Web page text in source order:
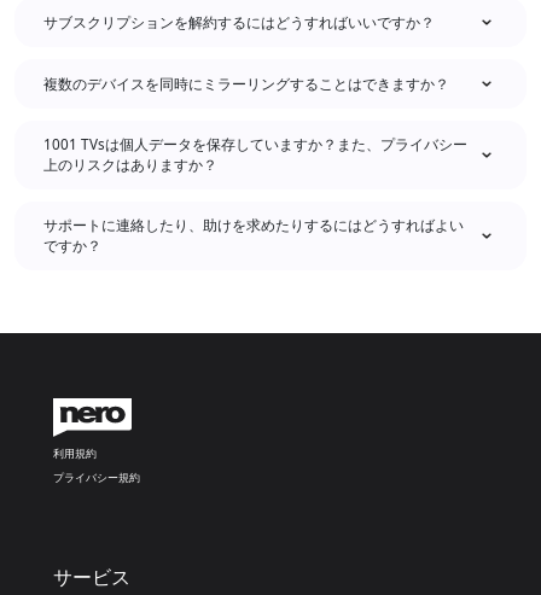
サブスクリプションを解約するにはどうすればいいですか？
複数のデバイスを同時にミラーリングすることはできますか？
1001 TVsは個人データを保存していますか？また、プライバシー
上のリスクはありますか？
サポートに連絡したり、助けを求めたりするにはどうすればよい
ですか？
利用規約
プライバシー規約
サービス